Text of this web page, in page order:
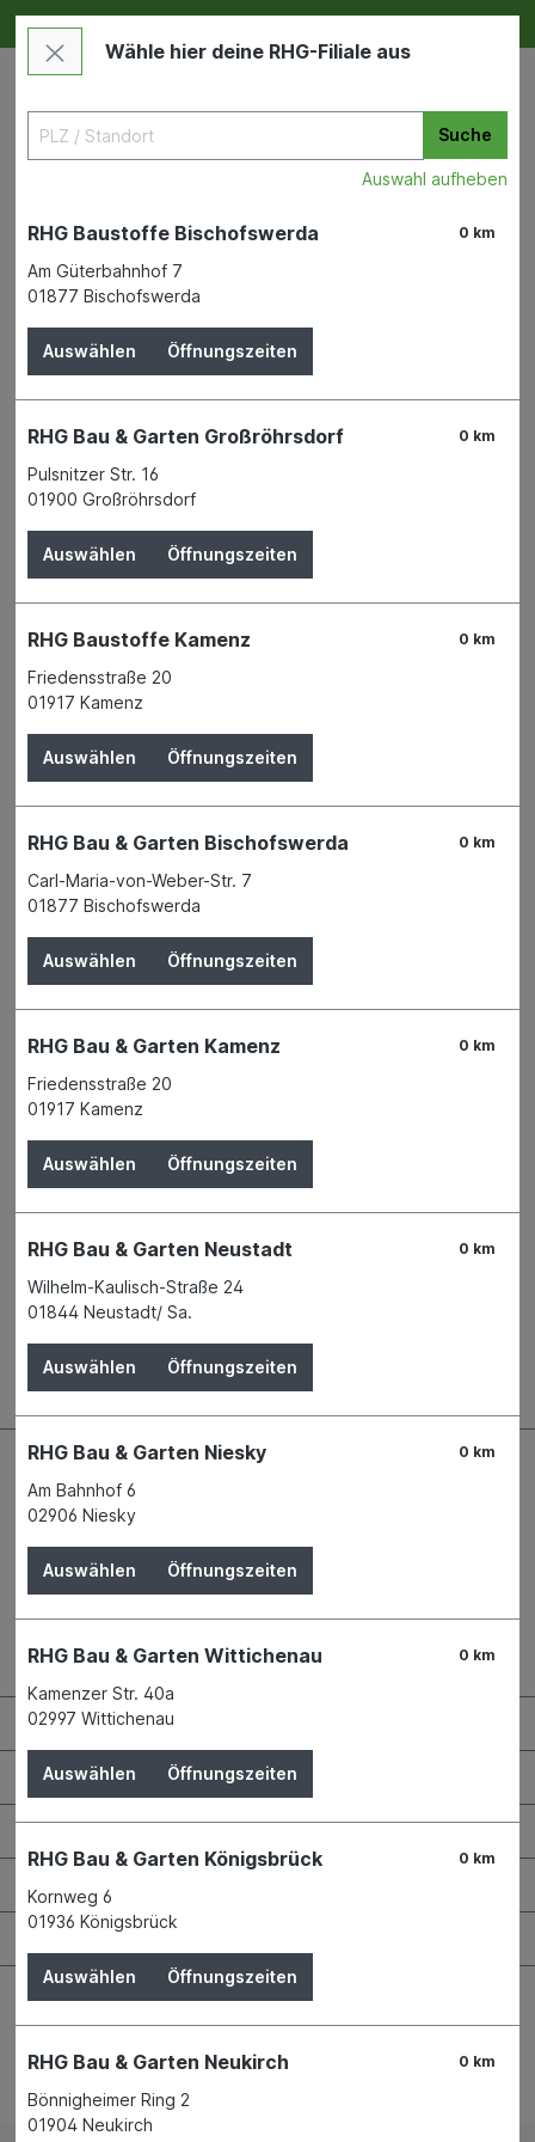
Deine RHG NEU ERLEBEN
Tetra Tec Brillant Filter
Der Preis wird erst nach Wahl einer Filiale
angezeigt.
Zum Merkzettel hinzufügen
Produktnummer:01730061
Name
49324 Melle
+49 5422 105 - 0
Beschreibung
Ideale Filterung durch mechanische und bioaktive
Arbeitsweise, Hochwertiger Schaumstoff - große
Oberfläche, d.h. keine Auflö…Mehr
Kontaktdaten und Öffnungszeiten
RHG Helfer
Wissenswertes
Maschinen & Werkzeuge
Garten & Landschaftsbau
Bestellung widerrufen
Wähle hier deine RHG-Filiale aus
Suche
Auswahl aufheben
0 km
RHG Baustoffe Bischofswerda
Am Güterbahnhof 7
01877 Bischofswerda
Auswählen Öffnungszeiten
0 km
RHG Bau & Garten Großröhrsdorf
Pulsnitzer Str. 16
01900 Großröhrsdorf
Auswählen Öffnungszeiten
0 km
RHG Baustoffe Kamenz
Friedensstraße 20
01917 Kamenz
Auswählen Öffnungszeiten
0 km
RHG Bau & Garten Bischofswerda
Carl-Maria-von-Weber-Str. 7
01877 Bischofswerda
Auswählen Öffnungszeiten
0 km
RHG Bau & Garten Kamenz
Friedensstraße 20
01917 Kamenz
Auswählen Öffnungszeiten
0 km
RHG Bau & Garten Neustadt
Wilhelm-Kaulisch-Straße 24
01844 Neustadt/ Sa.
Auswählen Öffnungszeiten
0 km
RHG Bau & Garten Niesky
Am Bahnhof 6
02906 Niesky
Auswählen Öffnungszeiten
0 km
RHG Bau & Garten Wittichenau
Kamenzer Str. 40a
02997 Wittichenau
Auswählen Öffnungszeiten
0 km
RHG Bau & Garten Königsbrück
Kornweg 6
01936 Königsbrück
Auswählen Öffnungszeiten
0 km
RHG Bau & Garten Neukirch
Bönnigheimer Ring 2
01904 Neukirch